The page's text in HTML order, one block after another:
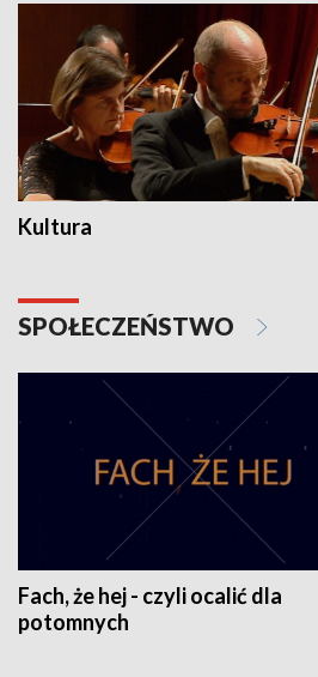
Kultura
SPOŁECZEŃSTWO
Fach, że hej - czyli ocalić dla
potomnych